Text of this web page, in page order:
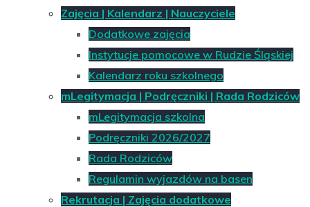
Zajęcia | Kalendarz | Nauczyciele
Dodatkowe zajęcia
Instytucje pomocowe w Rudzie Śląskiej
Kalendarz roku szkolnego
mLegitymacja | Podręczniki | Rada Rodziców
mLegitymacja szkolna
Podręczniki 2026/2027
Rada Rodziców
Regulamin wyjazdów na basen
Rekrutacja | Zajęcia dodatkowe